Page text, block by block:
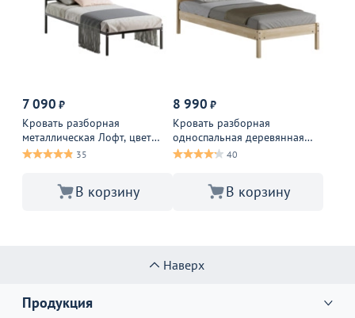
7 090 ₽
Кровать разборная
металлическая Лофт, цвет
черный
35
В корзину
8 990 ₽
Кровать разборная
односпальная деревянная
Мечта, береза
40
В корзину
Наверх
Продукция